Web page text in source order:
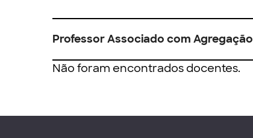
Professor Associado com Agregação
Não foram encontrados docentes.